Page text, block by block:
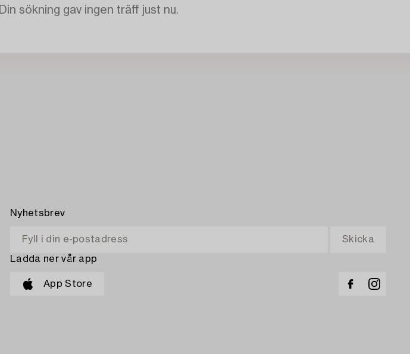
Din sökning gav ingen träff just nu.
Nyhetsbrev
Ladda ner vår app
App Store